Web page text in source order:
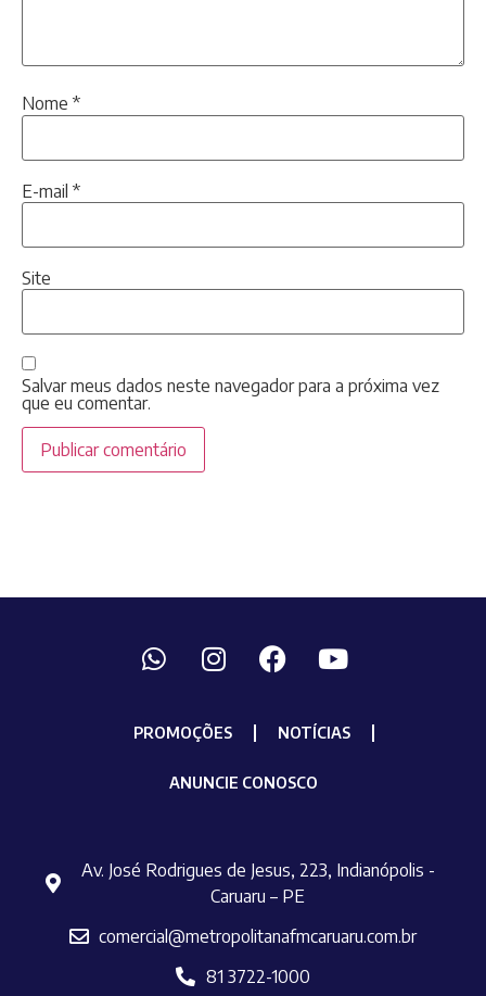
Nome *
E-mail *
Site
Salvar meus dados neste navegador para a próxima vez
que eu comentar.
PROMOÇÕES NOTÍCIAS
ANUNCIE CONOSCO
Av. José Rodrigues de Jesus, 223, Indianópolis -
Caruaru – PE
comercial@metropolitanafmcaruaru.com.br
81 3722-1000